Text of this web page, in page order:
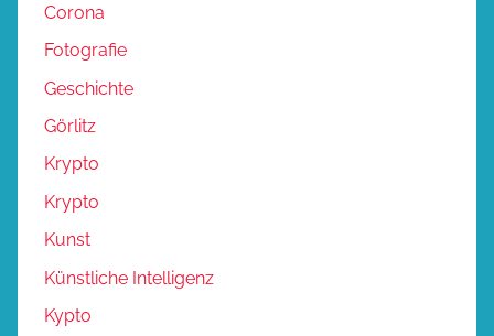
Corona
Fotografie
Geschichte
Görlitz
Krypto
Krypto
Kunst
Künstliche Intelligenz
Kypto